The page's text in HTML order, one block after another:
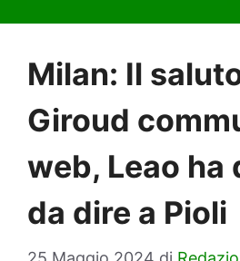
Milan: Il
Giroud
web, Leao ha
da dire a Pioli